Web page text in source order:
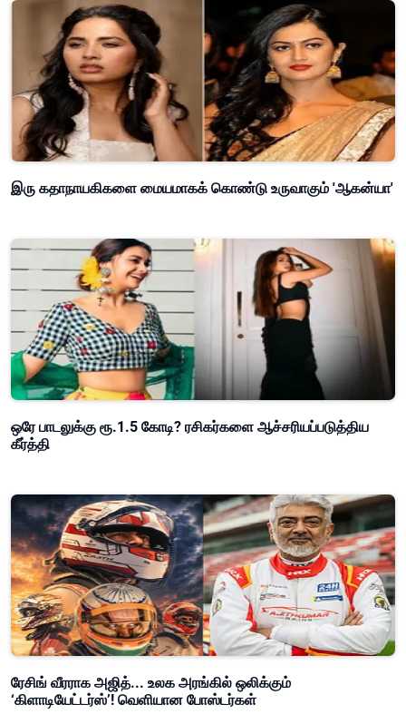
இரு கதாநாயகிகளை மையமாகக் கொண்டு உருவாகும் 'ஆகன்யா'
ஒரே பாடலுக்கு ரூ.1.5 கோடி? ரசிகர்களை ஆச்சரியப்படுத்திய
கீர்த்தி
ரேசிங் வீரராக அஜித்... உலக அரங்கில் ஒலிக்கும்
‘கிளாடியேட்டர்ஸ்’! வெளியான போஸ்டர்கள்